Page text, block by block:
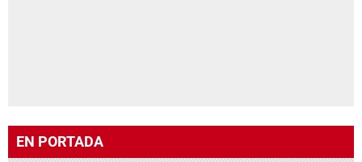
EN PORTADA